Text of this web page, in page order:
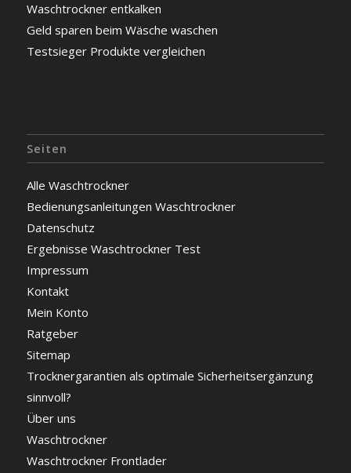
Waschtrockner entkalken
Geld sparen beim Wäsche waschen
Testsieger Produkte vergleichen
Seiten
Alle Waschtrockner
Bedienungsanleitungen Waschtrockner
Datenschutz
Ergebnisse Waschtrockner Test
Impressum
Kontakt
Mein Konto
Ratgeber
Sitemap
Trocknergarantien als optimale Sicherheitsergänzung
sinnvoll?
Über uns
Waschtrockner
Waschtrockner Frontlader